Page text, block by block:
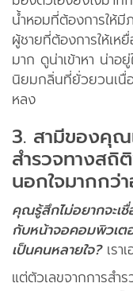
น้ำหอมที่ต้องการให้
ผู้ชายที่ต้องการให้เห
มาก ดูน่าเข้าหา น่าอ
นิยมกลิ่นที่ยั่วยวนเนื่
หลง
3. สามีของคุณ
สำรวจทางสถิ
นอกใจมากกว่
คุณรู้สึกไม่อยากจะเ
กับหน้าจอคอมพิวเต
เป็นคนหลายใจ?เรา
แต่ตัวเลขจากการสำ